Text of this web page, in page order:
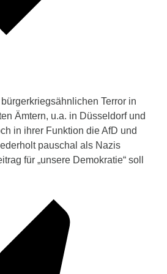
Terror in
Ämtern, u.a. in Düsseldorf und
in ihrer Funktion die AfD und
pauschal als Nazis
für „unsere Demokratie“ soll